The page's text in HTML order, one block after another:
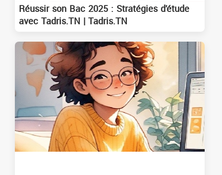
Réussir son Bac 2025 : Stratégies d'étude
avec Tadris.TN | Tadris.TN